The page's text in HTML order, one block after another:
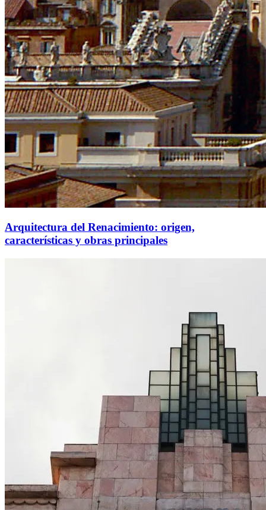
Arquitectura del Renacimiento: origen,
características y obras principales